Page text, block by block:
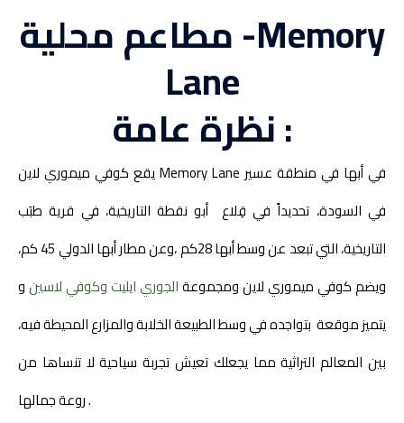
مطاعم محلية -Memory
Lane
نظرة عامة :
يقع كوفي ميموري لاين Memory Lane في أبها في منطقة عسير
في السودة، تحديداً في قِلاع أبو نقطة التاريخية، في قرية طبَب
التاريخية، التي تبعد عن وسط أبها 28كم ،وعن مطار أبها الدولي 45 كم،
ويضم كوفي ميموري لاين ومجموعةالجوري ايليت وكوفي لاسينو
يتميز موقعة بتواجده في وسط الطبيعة الخلابة والمزارع المحيطة فيه،
بين المعالم التراثية مما يجعلك تعيش تجربة سياحية لا تنساها من
روعة جمالها .